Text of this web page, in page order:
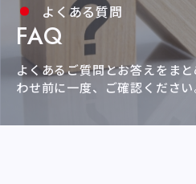
よくある質問
FAQ
よくあるご質問とお答えをまと
わせ前に一度、ご確認ください